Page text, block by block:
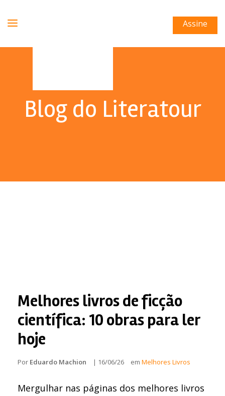
Assine
Blog do Literatour
Melhores livros de ficção
científica: 10 obras para ler
hoje
Por Eduardo Machion | 16/06/26 em Melhores Livros
Mergulhar nas páginas dos melhores livros